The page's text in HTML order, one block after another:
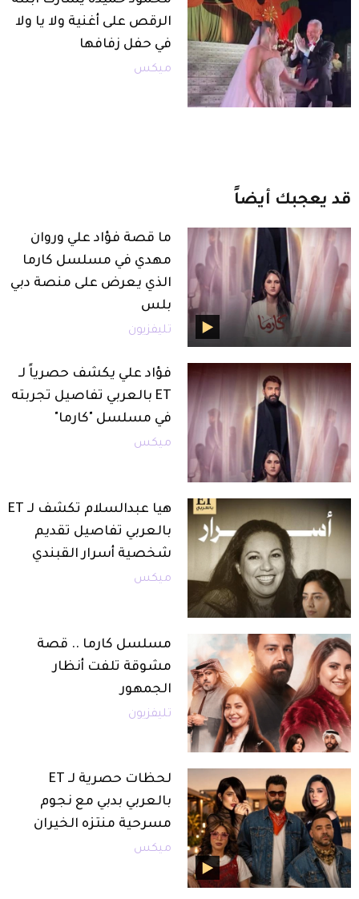
الرقص على أغنية ولا يا ولا
في حفل زفافها
ميكس
قد يعجبك أيضاً
ما قصة فؤاد علي وروان
مهدي في مسلسل كارما
الذي يعرض على منصة دبي
بلس
تليفزيون
فؤاد علي يكشف حصرياً لـ
ET بالعربي تفاصيل تجربته
في مسلسل "كارما"
ميكس
هيا عبدالسلام تكشف لـ ET
بالعربي تفاصيل تقديم
شخصية أسرار القبندي
ميكس
مسلسل كارما .. قصة
مشوقة تلفت أنظار
الجمهور
تليفزيون
لحظات حصرية لـ ET
بالعربي بدبي مع نجوم
مسرحية منتزه الخيران
ميكس